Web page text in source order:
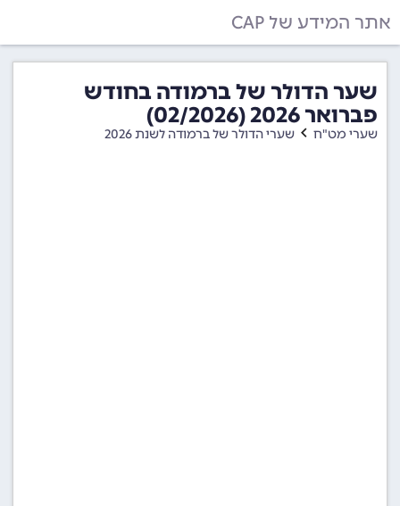
אתר המידע של CAP
שער הדולר של ברמודה בחודש
פברואר 2026 (02/2026)
שערי מט"ח שערי הדולר של ברמודה לשנת 2026